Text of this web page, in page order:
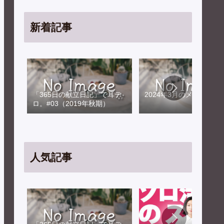
新着記事
「365日の献立日記」で耳テ
ロ。#03（2019年秋期）
2024年3月のメンテナン
人気記事